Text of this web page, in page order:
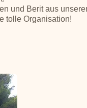
und Berit aus
tolle Organisation!